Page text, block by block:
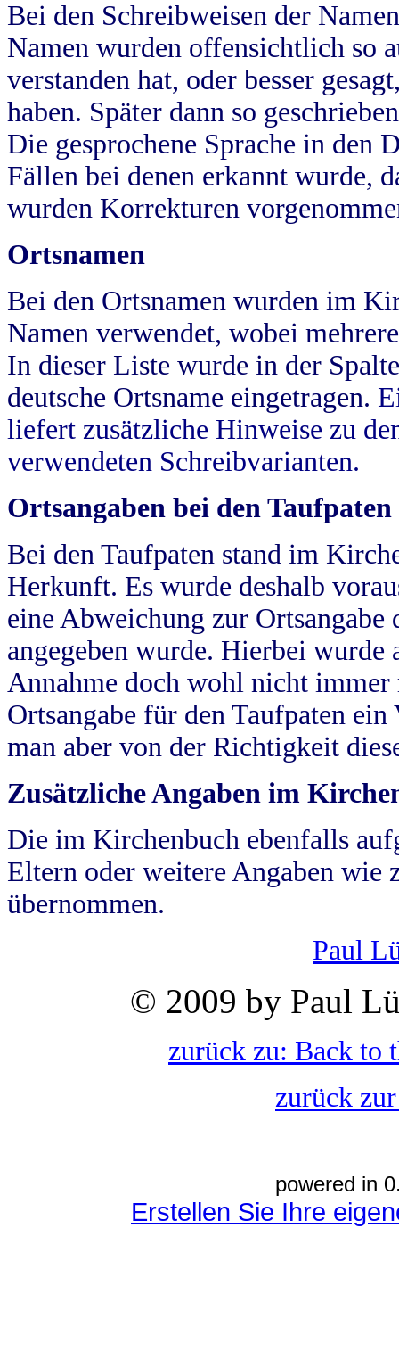
Bei den Schreibweisen der
Namen wurden offensichtlich so
verstanden hat, oder besser
haben. Später dann so
Die gesprochene Sprache in
Fällen bei denen erkannt wurde,
wurden Korrekturen
Ortsnamen
Bei den Ortsnamen wurden im
Namen verwendet, wobei
In dieser Liste wurde in der
deutsche Ortsname eingetragen.
liefert zusätzliche Hinweise zu
verwendeten Schreibvarianten.
Ortsangaben bei den Taufpaten
Bei den Taufpaten stand im
Herkunft. Es wurde deshalb
eine Abweichung zur
angegeben wurde. Hierbei wurde
Annahme doch wohl nicht
Ortsangabe für den Taufpaten
man aber von der Richtigkeit
Zusätzliche Angaben im
Die im Kirchenbuch ebenfalls
Eltern oder weitere Angaben wie
übernommen.
Paul
© 2009 by Paul
zurück zu: Back to
zurück
powered in
Erstellen Sie Ihre